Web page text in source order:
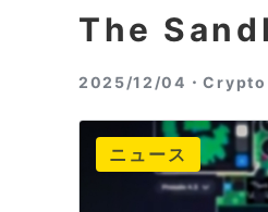
The
2025/12/04・Crypto
ニュース